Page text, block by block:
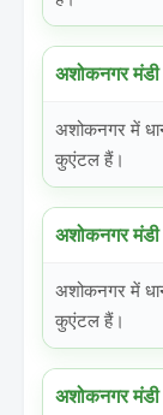
अशोकनगर मंडी
अशोकनगर में
कुएंटल हैं।
अशोकनगर मंडी
अशोकनगर में
कुएंटल हैं।
अशोकनगर मंडी